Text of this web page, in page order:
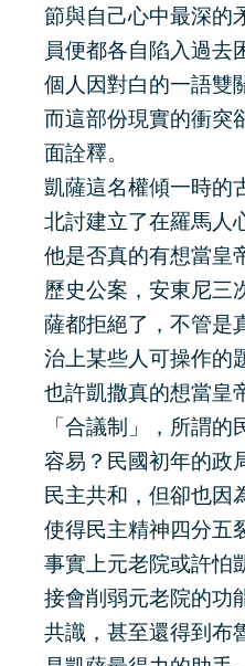
節與自己心中最深的
員便都各自陷入過去
個人因對白的一語雙
而這部份現實的衝突
面詮釋。
凱薩這名權傾一時的
北討建立了在羅馬人
他是否真的有想當皇
歷史公案，安東尼三
薩都拒絕了，不管是
治上某些人可操作的
也許凱撒真的想當皇
「合議制」，所謂
容易？民國初年的政
民主共和，但卻也因
使得民主精神四分五
事實上元老院或許怕
接會削弱元老院的功
共識，甚至還得到布